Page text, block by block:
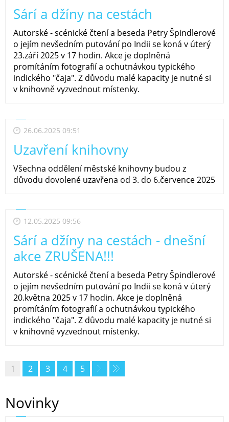
Sárí a džíny na cestách
Autorské - scénické čtení a beseda Petry Špindlerové
o jejím nevšedním putování po Indii se koná v úterý
23.září 2025 v 17 hodin. Akce je doplněná
promítáním fotografií a ochutnávkou typického
indického "čaja". Z důvodu malé kapacity je nutné si
v knihovně vyzvednout místenky.
26.06.2025 09:51
Uzavření knihovny
Všechna oddělení městské knihovny budou z
důvodu dovolené uzavřena od 3. do 6.července 2025
12.05.2025 09:56
Sárí a džíny na cestách - dnešní
akce ZRUŠENA!!!
Autorské - scénické čtení a beseda Petry Špindlerové
o jejím nevšedním putování po Indii se koná v úterý
20.května 2025 v 17 hodin. Akce je doplněná
promítáním fotografií a ochutnávkou typického
indického "čaja". Z důvodu malé kapacity je nutné si
v knihovně vyzvednout místenky.
1 2 3 4 5
Novinky